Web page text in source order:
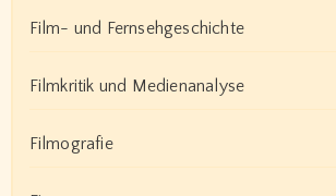
Film- und Fernsehgeschichte
Filmkritik und Medienanalyse
Filmografie